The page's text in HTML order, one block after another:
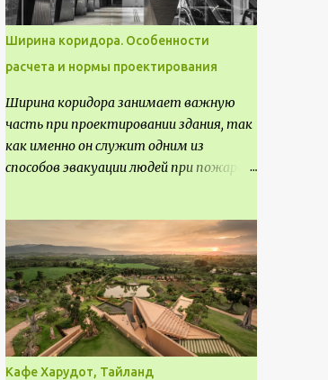
временные постоянные передвижные
стационарные Назначение
выставочных павильонов - показ
экспозиции, с целью информации,
пропаганды, рекламы, внедрения новых
технологий, обмен опытом,
привлечения внимания и т.д.
Ширина коридора. Особенности
расчета и нормы проектирования
Ширина коридора занимает важную
часть при проектировании здания, так
как именно он служит одним из
способов эвакуации людей при пожаре.
выполнять правильный расчет. Все
особенности рассмотрим в данной
статье.
Кафе Харудот, Тайланд